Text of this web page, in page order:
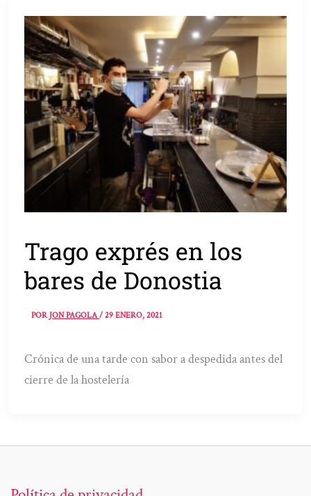
Trago exprés en los
bares de Donostia
PORJON PAGOLA/29 ENERO, 2021
Crónica de una tarde con sabor a despedida antes del
cierre de la hostelería